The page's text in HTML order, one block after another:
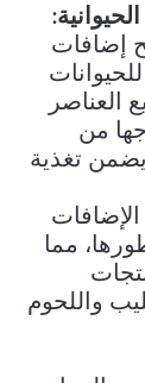
إضافات
العناصر
من
تغذية
مما
واللحوم